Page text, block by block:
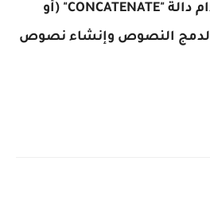
هذه هي كيفية استخدام دالة "CONCATENATE" (أو
العامل "&") في Excel لدمج النصوص وإنشاء نصوص